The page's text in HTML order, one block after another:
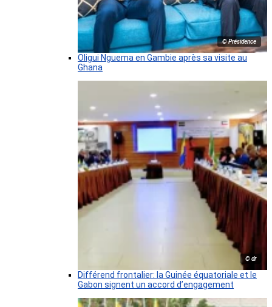
© Présidence
Oligui Nguema en Gambie après sa visite au
Ghana
© dr
Différend frontalier: la Guinée équatoriale et le
Gabon signent un accord d’engagement